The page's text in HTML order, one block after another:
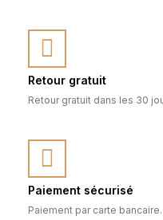
Retour gratuit
Retour gratuit dans les 30
Paiement sécurisé
Paiement par carte bancaire.